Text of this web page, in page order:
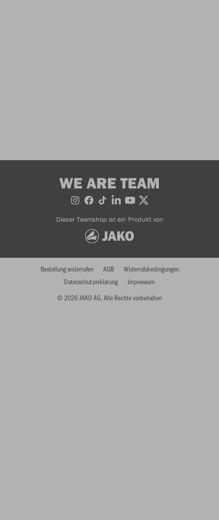
WE ARE TEAM
Dieser Teamshop ist ein Produkt von
© 2026 JAKO AG, Alle Rechte vorbehalten
Bestellung widerrufen AGB
Widerrufsbedingungen
Datenschutzerklärung
Impressum